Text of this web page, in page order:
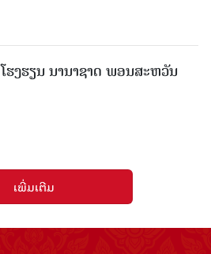
ໂຮງຮຽນ ນານາຊາດ ພອນສະຫວັນ
ເພີ່ມເຕີມ